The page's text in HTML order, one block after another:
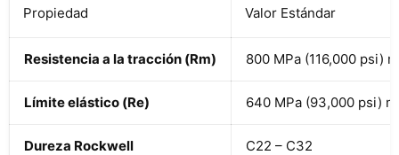
Propiedad Valor Estándar
Resistencia a la tracción (Rm) 800 MPa (116,000 psi)
Límite elástico (Re) 640 MPa (93,000 psi)
Dureza Rockwell C22 – C32